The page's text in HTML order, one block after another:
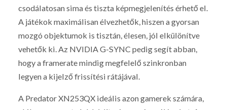
csodálatosan sima és tiszta képmegjelenítés érhető el.
A játékok maximálisan élvezhetők, hiszen a gyorsan
mozgó objektumok is tisztán, élesen, jól elkülönítve
vehetők ki. Az NVIDIA G-SYNC pedig segít abban,
hogy a framerate mindig megfelelő szinkronban
legyen a kijelző frissítési rátájával.
A Predator XN253QX ideális azon gamerek számára,